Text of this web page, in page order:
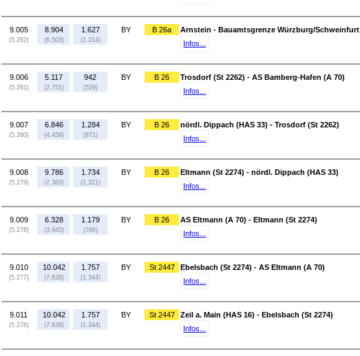
9.005
(5.282)
8.904
(6.503)
1.627
(1.214)
BY B 26a
Arnstein - Bauamtsgrenze Würzburg/Schweinfurt
Infos...
9.006
(5.281)
5.117
(2.751)
942
(529)
BY B 26
Trosdorf (St 2262) - AS Bamberg-Hafen (A 70)
Infos...
9.007
(5.280)
6.846
(4.459)
1.284
(871)
BY B 26
nördl. Dippach (HAS 33) - Trosdorf (St 2262)
Infos...
9.008
(5.279)
9.786
(7.383)
1.734
(1.321)
BY B 26
Eltmann (St 2274) - nördl. Dippach (HAS 33)
Infos...
9.009
(5.278)
6.328
(3.945)
1.179
(766)
BY B 26
AS Eltmann (A 70) - Eltmann (St 2274)
Infos...
9.010
(5.277)
10.042
(7.638)
1.757
(1.344)
BY St 2447
Ebelsbach (St 2274) - AS Eltmann (A 70)
Infos...
9.011
(5.276)
10.042
(7.638)
1.757
(1.344)
BY St 2447
Zeil a. Main (HAS 16) - Ebelsbach (St 2274)
Infos...